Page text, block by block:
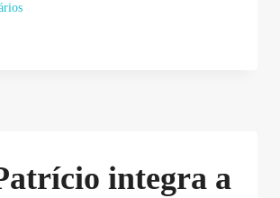
integra a